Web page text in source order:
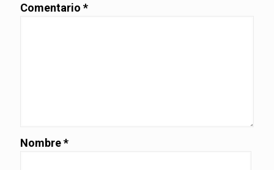
Comentario *
Nombre*